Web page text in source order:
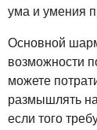
ума и умения
Основной
возможности
можете
размышлять
если того